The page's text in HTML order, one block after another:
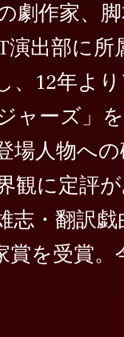
劇作家、
演出部に
、12年よ
ャーズ」
場人物へ
観に定評
志・翻訳
賞を受賞。